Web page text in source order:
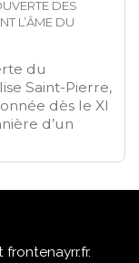
DES
L’ÂME DU
du
Saint-Pierre,
dès le XI
d’un